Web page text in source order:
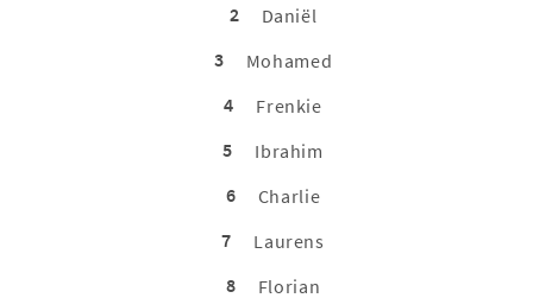
2
Daniël
3
Mohamed
4
Frenkie
5
Ibrahim
6
Charlie
7
Laurens
8
Florian